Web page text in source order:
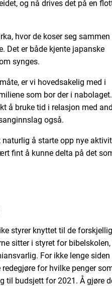
og nå drives det på en
hvor de koser seg sammen
Det er både kjente japanske
synges.
er vi hovedsakelig med i
som bor der i
å bruke tid i relasjon med
også.
å starte opp nye
fint å kunne delta på det
styrer knyttet til de
sitter i styret for
For ikke lenge siden
for hvilke penger
til budsjett for 2021. Å gjøre